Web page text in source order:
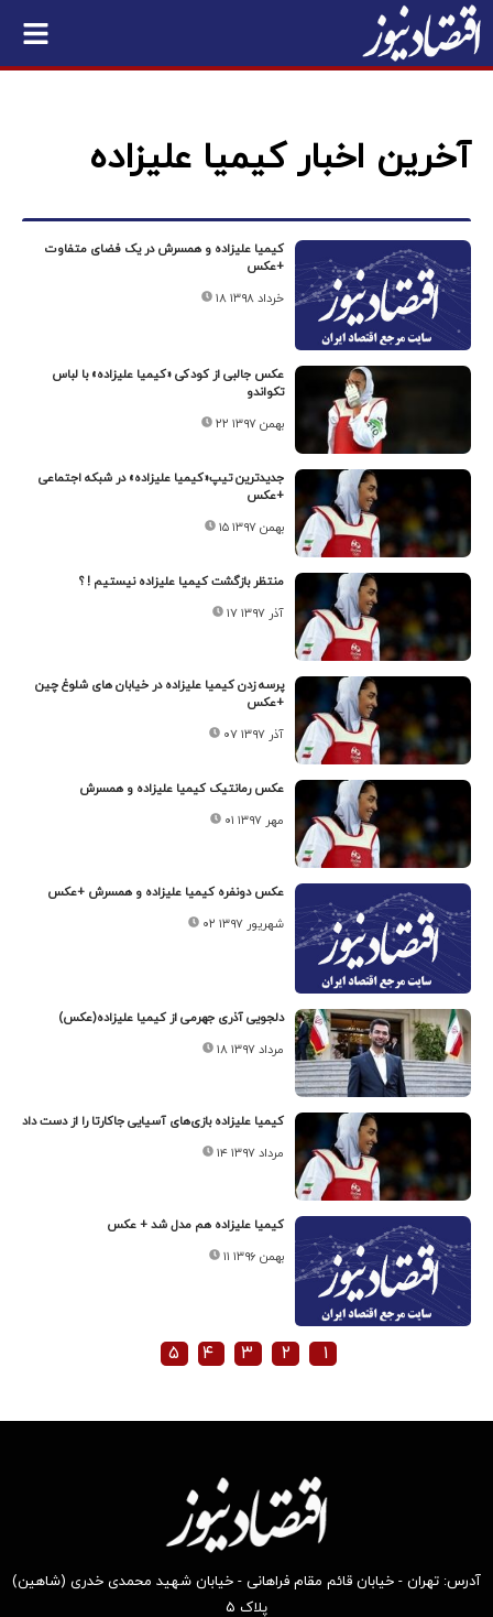
آخرین اخبار کیمیا علیزاده
کیمیا علیزاده و همسرش در یک فضای متفاوت
+عکس
۱۸ خرداد ۱۳۹۸
عکس جالبی از کودکی «کیمیا علیزاده» با لباس
تکواندو
۲۲ بهمن ۱۳۹۷
جدیدترین تیپ«کیمیا علیزاده» در شبکه اجتماعی
+عکس
۱۵ بهمن ۱۳۹۷
منتظر بازگشت کیمیا علیزاده نیستیم ! ؟
۱۷ آذر ۱۳۹۷
پرسه زدن کیمیا علیزاده در خیابان های شلوغ چین
+عکس
۰۷ آذر ۱۳۹۷
عکس رمانتیک کیمیا علیزاده و همسرش
۰۱ مهر ۱۳۹۷
عکس دو‌نفره کیمیا علیزاده و همسرش +عکس
۰۲ شهریور ۱۳۹۷
دلجویی آذری جهرمی از کیمیا علیزاده(عکس)
۱۸ مرداد ۱۳۹۷
کیمیا علیزاده بازی‌های آسیایی جاکارتا را از دست داد
۱۴ مرداد ۱۳۹۷
کیمیا علیزاده هم مدل شد + عکس
۱۱ بهمن ۱۳۹۶
۱ ۲ ۳ ۴ ۵
آدرس: تهران - خیابان قائم مقام فراهانی - خیابان شهید محمدی خدری (شاهین)
پلاک ۵